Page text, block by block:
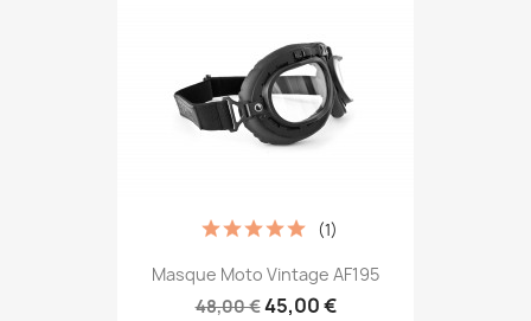
Masque Moto Vintage AF195
48,00 €45,00 €
(1)